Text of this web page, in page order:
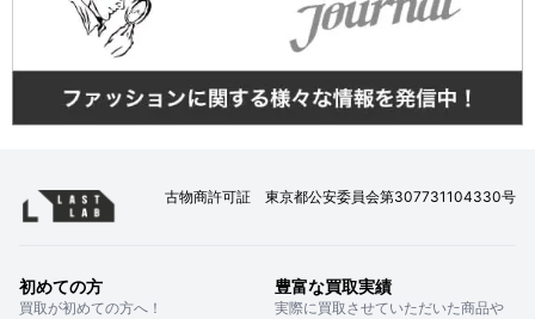
古物商許可証 東京都公安委員会第307731104330号
初めての方
買取が初めての方へ！
豊富な買取実績
実際に買取させていただいた商品や